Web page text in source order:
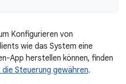
Konfigurieren von
wie das System eine
App herstellen können, finden
Steuerung gewähren.